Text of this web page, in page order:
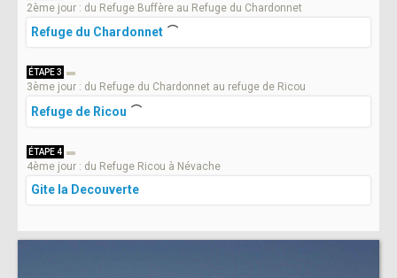
2ème jour : du Refuge Buffère au Refuge du Chardonnet
Refuge du Chardonnet
ÉTAPE 3
3ème jour : du Refuge du Chardonnet au refuge de Ricou
Refuge de Ricou
ÉTAPE 4
4ème jour : du Refuge Ricou à Névache
Gite la Decouverte